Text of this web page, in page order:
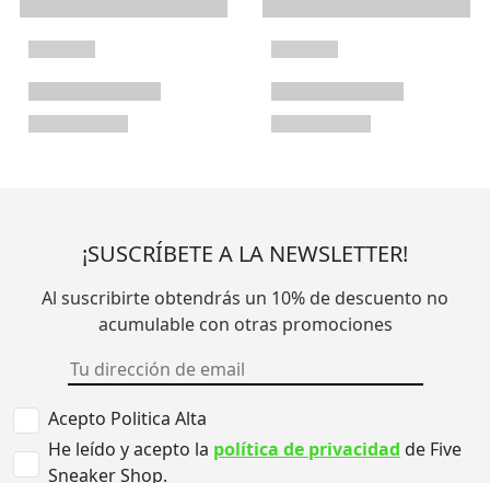
¡SUSCRÍBETE A LA NEWSLETTER!
Al suscribirte obtendrás un 10% de descuento no
acumulable con otras promociones
Acepto Politica Alta
He leído y acepto la política de privacidad de Five
Sneaker Shop.